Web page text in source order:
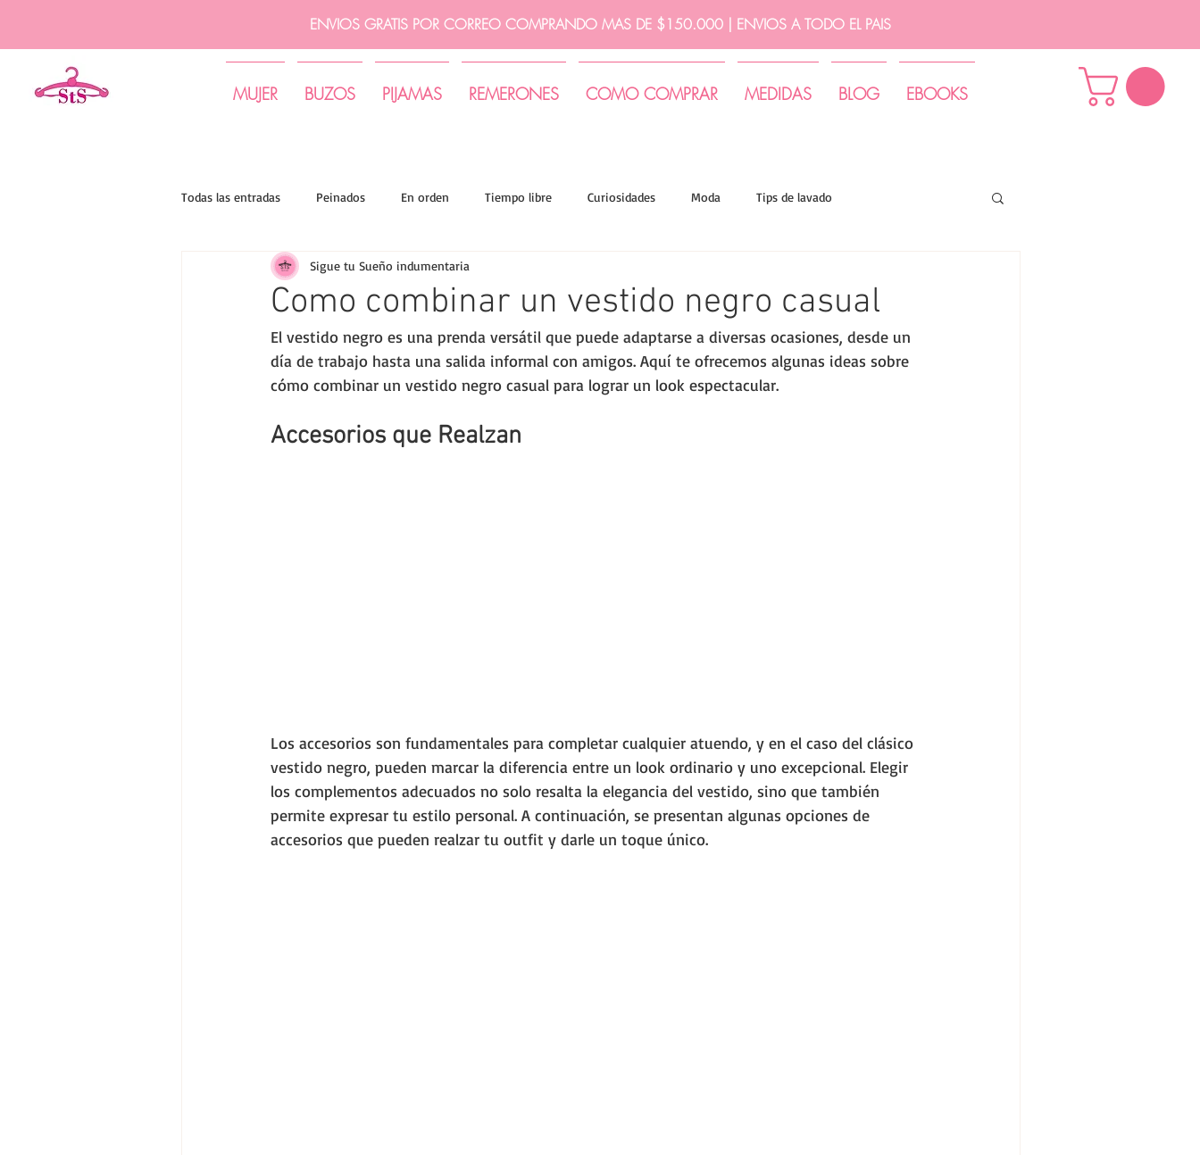
ENVIOS GRATIS POR CORREO COMPRANDO MAS DE $150.000 | ENVIOS A TODO EL PAIS
MUJER BUZOS PIJAMAS REMERONES COMO COMPRAR MEDIDAS BLOG EBOOKS
Todas las entradas Peinados En orden Tiempo libre Curiosidades Moda Tips de lavado
Tips de moda | Sigue tu sueño
Como combinar un vestido negro casual
Sigue tu Sueño indumentaria
El vestido negro es una prenda versátil que puede adaptarse a diversas ocasiones, desde un
día de trabajo hasta una salida informal con amigos. Aquí te ofrecemos algunas ideas sobre
cómo combinar un vestido negro casual para lograr un look espectacular.
Accesorios que Realzan
Los accesorios son fundamentales para completar cualquier atuendo, y en el caso del clásico
vestido negro, pueden marcar la diferencia entre un look ordinario y uno excepcional. Elegir
los complementos adecuados no solo resalta la elegancia del vestido, sino que también
permite expresar tu estilo personal. A continuación, se presentan algunas opciones de
accesorios que pueden realzar tu outfit y darle un toque único.